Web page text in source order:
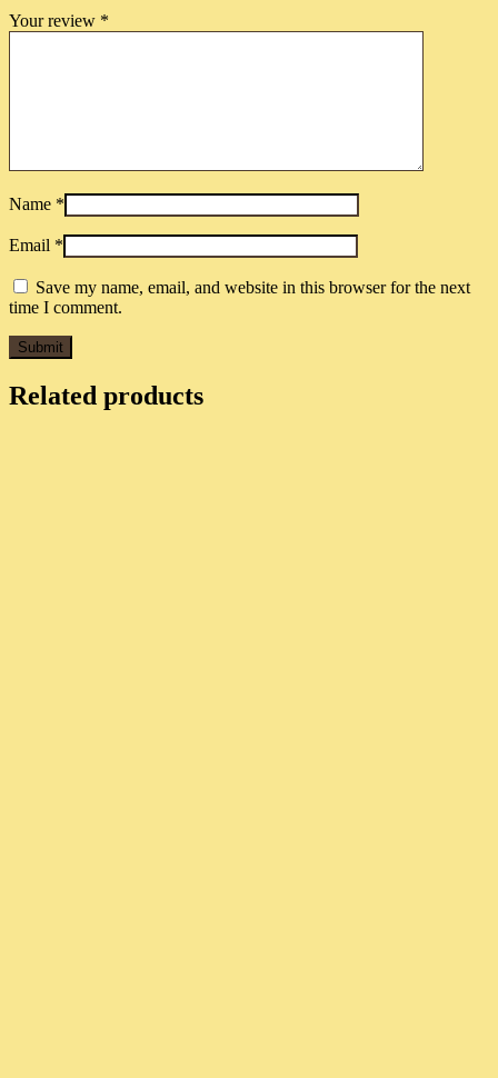
Your review *
Name *
Email *
Save my name, email, and website in this browser for the next
time I comment.
Related products